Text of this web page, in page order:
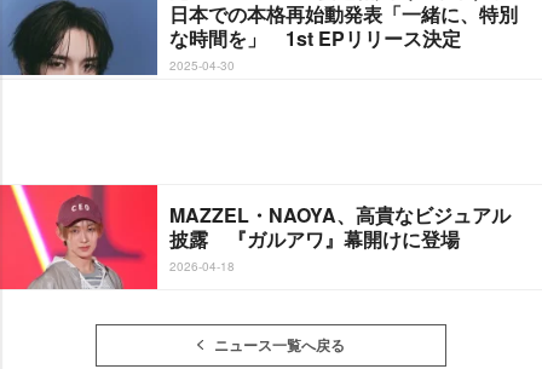
日本での本格再始動発表「一緒に、特別
な時間を」 1st EPリリース決定
2025-04-30
MAZZEL・NAOYA、高貴なビジュアル
披露 『ガルアワ』幕開けに登場
2026-04-18
ニュース一覧へ戻る